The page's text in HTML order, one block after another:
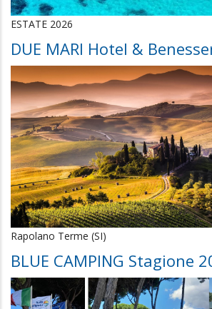
ESTATE 2026
DUE MARI Hotel &
Rapolano Terme (SI)
BLUE CAMPING Stagione